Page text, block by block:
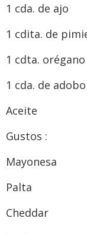
1 cda. de ajo
1 cdita. de
1 cdta. orégano
1 cda. de adobo
Aceite
Gustos :
Mayonesa
Palta
Cheddar